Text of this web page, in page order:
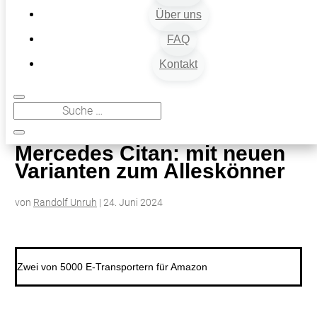
Über uns
FAQ
Kontakt
9
Mercedes Citan: mit neuen Varianten zum Alleskönner
Mercedes Citan: mit neuen
Varianten zum Alleskönner
von Randolf Unruh | 24. Juni 2024
Zwei von 5000 E-Transportern für Amazon